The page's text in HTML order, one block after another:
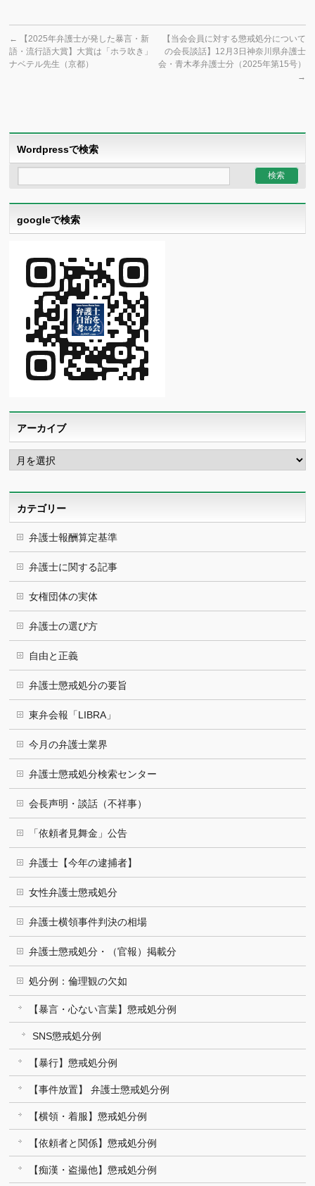
←
【2025年弁護士が発した暴言・新
語・流行語大賞】大賞は「ホラ吹き」
ナベテル先生（京都）
【当会会員に対する懲戒処分について
の会長談話】12月3日神奈川県弁護士
会・青木孝弁護士分（2025年第15号）
→
Wordpressで検索
googleで検索
アーカイブ
ア
ー
カ
カテゴリー
弁護士報酬算定基準
弁護士に関する記事
女権団体の実体
弁護士の選び方
自由と正義
弁護士懲戒処分の要旨
東弁会報「LIBRA」
今月の弁護士業界
弁護士懲戒処分検索センター
会長声明・談話（不祥事）
「依頼者見舞金」公告
弁護士【今年の逮捕者】
女性弁護士懲戒処分
弁護士横領事件判決の相場
弁護士懲戒処分・（官報）掲載分
処分例：倫理観の欠如
【暴言・心ない言葉】懲戒処分例
SNS懲戒処分例
【暴行】懲戒処分例
【事件放置】 弁護士懲戒処分例
【横領・着服】懲戒処分例
【依頼者と関係】懲戒処分例
【痴漢・盗撮他】懲戒処分例